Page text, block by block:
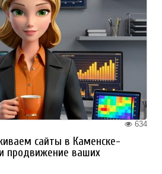
634
сайты в Каменске-
продвижение ваших